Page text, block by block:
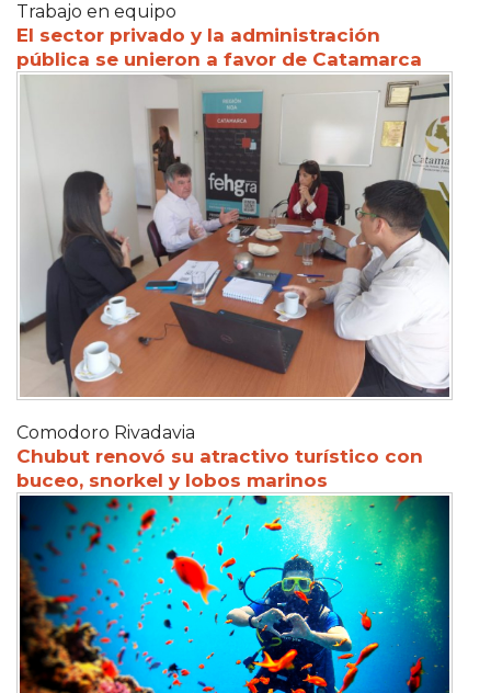
Trabajo en equipo
El sector privado y la administración
pública se unieron a favor de Catamarca
Comodoro Rivadavia
Chubut renovó su atractivo turístico con
buceo, snorkel y lobos marinos